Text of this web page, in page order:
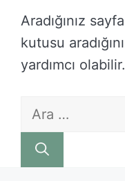
Aradığınız
kutusu
yardımcı olabilir.
için
ara